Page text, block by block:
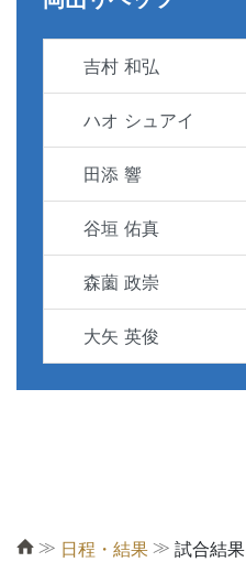
吉村 和弘
ハオ シュアイ
田添 響
谷垣 佑真
森薗 政崇
大矢 英俊
≫ 日程・結果 ≫ 試合結果